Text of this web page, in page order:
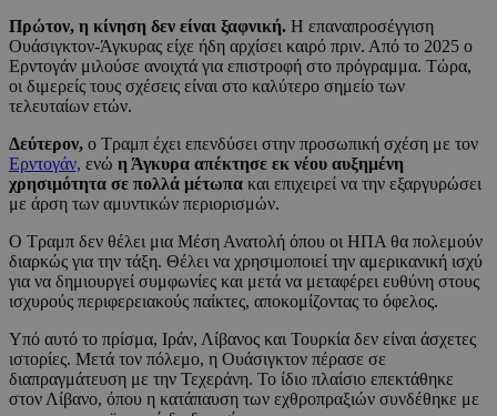
Πρώτον, η κίνηση δεν είναι ξαφνική. Η επαναπροσέγγιση
Ουάσιγκτον-Άγκυρας είχε ήδη αρχίσει καιρό πριν. Από το 2025 ο
Ερντογάν μιλούσε ανοιχτά για επιστροφή στο πρόγραμμα. Τώρα,
οι διμερείς τους σχέσεις είναι στο καλύτερο σημείο των
τελευταίων ετών.
Δεύτερον, ο Τραμπ έχει επενδύσει στην προσωπική σχέση με τον
Ερντογάν, ενώ η Άγκυρα απέκτησε εκ νέου αυξημένη
χρησιμότητα σε πολλά μέτωπα και επιχειρεί να την εξαργυρώσει
με άρση των αμυντικών περιορισμών.
Ο Τραμπ δεν θέλει μια Μέση Ανατολή όπου οι ΗΠΑ θα πολεμούν
διαρκώς για την τάξη. Θέλει να χρησιμοποιεί την αμερικανική ισχύ
για να δημιουργεί συμφωνίες και μετά να μεταφέρει ευθύνη στους
ισχυρούς περιφερειακούς παίκτες, αποκομίζοντας το όφελος.
Υπό αυτό το πρίσμα, Ιράν, Λίβανος και Τουρκία δεν είναι άσχετες
ιστορίες. Μετά τον πόλεμο, η Ουάσιγκτον πέρασε σε
διαπραγμάτευση με την Τεχεράνη. Το ίδιο πλαίσιο επεκτάθηκε
στον Λίβανο, όπου η κατάπαυση των εχθροπραξιών συνδέθηκε με